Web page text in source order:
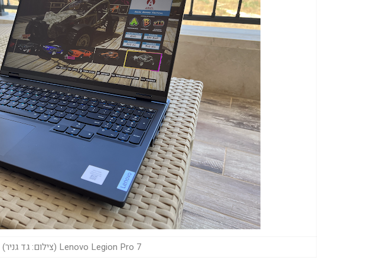
Lenovo Legion Pro 7 (צילום: גד גניר)